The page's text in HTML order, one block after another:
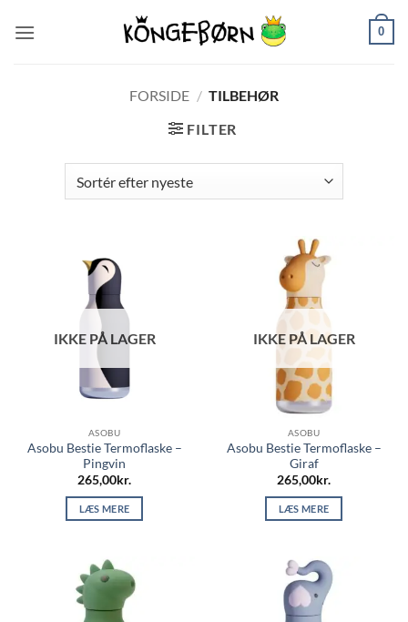
0
FORSIDE / TILBEHØR
FILTER
IKKE PÅ LAGER
ASOBU
Asobu Bestie Termoflaske –
Pingvin
265,00kr.
LÆS MERE
IKKE PÅ LAGER
ASOBU
Asobu Bestie Termoflaske –
Giraf
265,00kr.
LÆS MERE